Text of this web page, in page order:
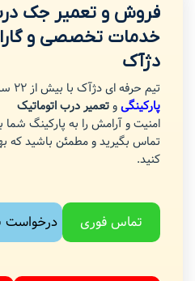
فروش و تعمیر جک
خدمات تخصصی و
دژآک
تیم حرفه ای دژآک با بیش از 22 سال تجربه در
پارکینگیوتعمیر درب اتوماتیک
امنیت و آرامش را به پارکینگ شما
تماس بگیرید و مطمئن باشید که
کنید.
تماس فوری درخواست